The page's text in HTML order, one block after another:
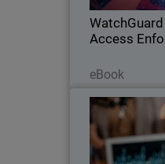
Access
eBook
Radio
RDS sceglie